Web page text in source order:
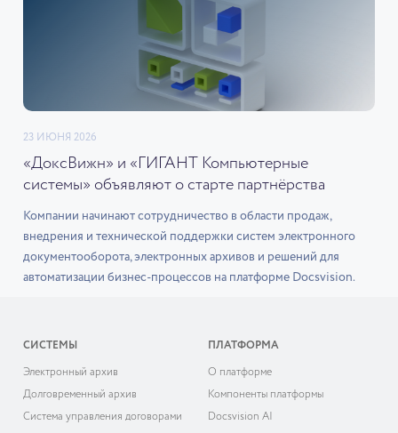
23 ИЮНЯ 2026
«ДоксВижн» и «ГИГАНТ Компьютерные
системы» объявляют о старте партнёрства
Компании начинают сотрудничество в области продаж,
внедрения и технической поддержки систем электронного
документооборота, электронных архивов и решений для
автоматизации бизнес-процессов на платформе Docsvision.
СИСТЕМЫ
Электронный архив
Долговременный архив
Система управления договорами
ПЛАТФОРМА
О платформе
Компоненты платформы
Docsvision AI